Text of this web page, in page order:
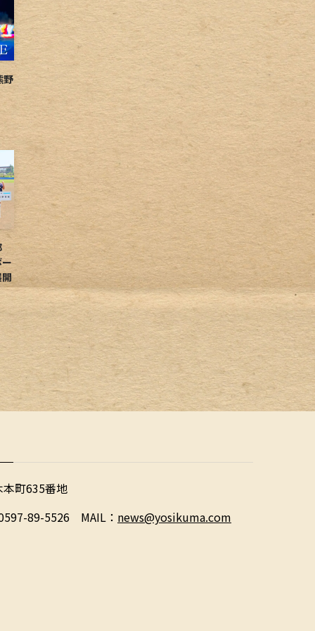
野
町635番地
89-5526 MAIL： news@yosikuma.com